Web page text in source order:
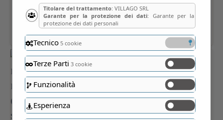
Titolare del trattamento: VILLAGO SRL
Garante per la protezione dei dati: Garante per la
protezione dei dati personali
Tecnico5 cookie
Terze Parti 3 cookie
Funzionalità
Esperienza